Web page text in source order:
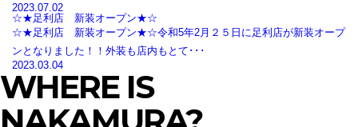
2023.07.02
☆★足利店 新装オープン★☆
☆★足利店 新装オープン★☆令和5年2月２５日に足利店が新装オープ
ンとなりました！！外装も店内もとて･･･
2023.03.04
WHERE IS